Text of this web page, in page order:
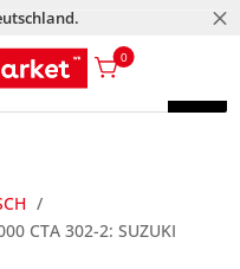
M
0
CTA 302-2: SUZUKI